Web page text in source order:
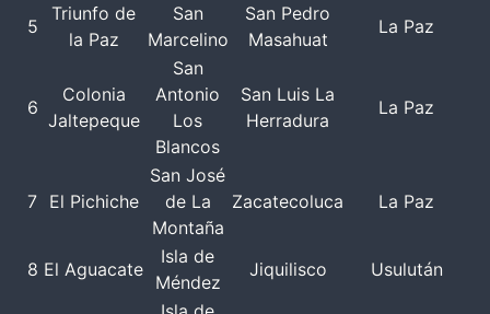
5
Triunfo de
la Paz
San
Marcelino
San Pedro
Masahuat
La Paz
6
Colonia
Jaltepeque
San
Antonio
Los
Blancos
San Luis La
Herradura
La Paz
7 El Pichiche
San José
de La
Montaña
Zacatecoluca La Paz
8 El Aguacate
Isla de
Méndez
Jiquilisco Usulután